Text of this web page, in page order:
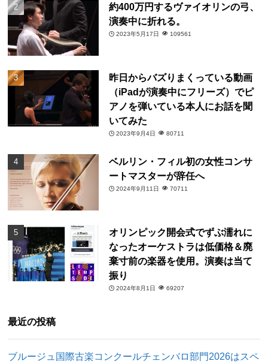
約400万円するヴァイオリンの弓、
演奏中に折れる。
2023年5月17日 109561
昨日からバズりまくっている動画
（iPadが演奏中にフリーズ）でピ
アノを弾いている本人にお話を聞
いてみた
2023年9月4日 80711
ベルリン・フィル初の女性コンサ
ートマスターが辞任へ
2024年9月11日 70711
オリンピック開会式でずぶ濡れに
なったオーケストラは低価格＆廃
棄寸前の楽器を使用。演奏は当て
振り
2024年8月1日 69207
最近の投稿
ブルージュ国際古楽コンクールチェンバロ部門2026はスペ